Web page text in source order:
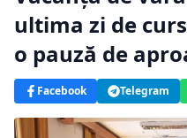
ultima zi de
o pauză de
Facebook Telegram